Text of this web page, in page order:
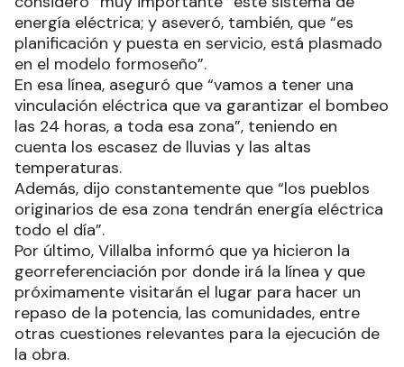
energía eléctrica; y aseveró, también, que “es
planificación y puesta en servicio, está plasmado
en el modelo formoseño”.
En esa línea, aseguró que “vamos a tener una
vinculación eléctrica que va garantizar el bombeo
las 24 horas, a toda esa zona”, teniendo en
cuenta los escasez de lluvias y las altas
temperaturas.
Además, dijo constantemente que “los pueblos
originarios de esa zona tendrán energía eléctrica
todo el día”.
Por último, Villalba informó que ya hicieron la
georreferenciación por donde irá la línea y que
próximamente visitarán el lugar para hacer un
repaso de la potencia, las comunidades, entre
otras cuestiones relevantes para la ejecución de
la obra.